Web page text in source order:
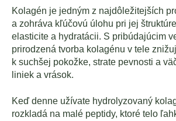
Kolagén je jedným z najdôležitejších
a zohráva kľúčovú úlohu pri jej
elasticite a hydratácii. S pribúdajúcim
prirodzená tvorba kolagénu v tele
k suchšej pokožke, strate pevnosti a
liniek a vrások.
Keď denne užívate hydrolyzovaný
rozkladá na malé peptidy, ktoré telo